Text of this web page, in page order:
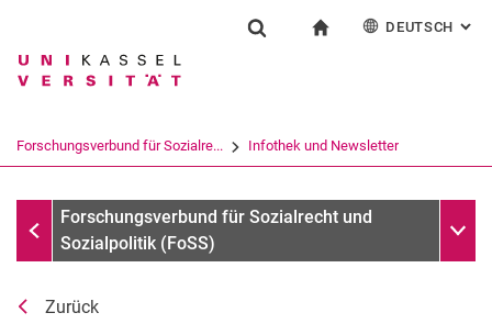
Springe direkt zu: Inhalt
Springe direkt zu: Suche
Springe direkt zu:
Suchbegriff
Suchen (öffnet externen Link in einem
DEUTSCH :
Forschungsverbund für Sozialre... Infothek und Newsletter
Infothek und Newsletter
Forschungsverbund für Sozialrecht und
Sozialpolitik (FoSS)
Zurück